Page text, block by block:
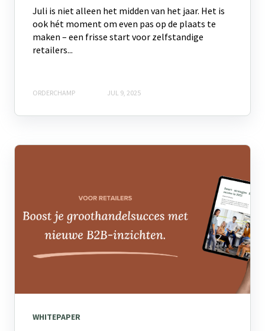
Juli is niet alleen het midden van het jaar. Het is
ook hét moment om even pas op de plaats te
maken – een frisse start voor zelfstandige
retailers...
ORDERCHAMP JUL 9, 2025
WHITEPAPER